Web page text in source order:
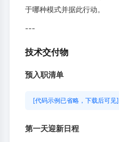
于哪种模式并据此行动。
---
技术交付物
预入职清单
[代码示例已省略，下载后可见]
第一天迎新日程